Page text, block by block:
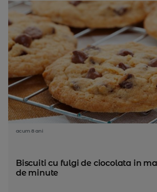
acum 8 ani
Biscuiti cu fulgi de ciocolata in
de minute